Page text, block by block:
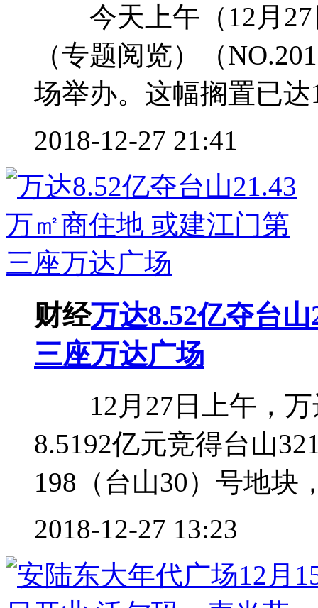
今天上午（12月27
（专题阅览）（
场举办。这幅搁置已达
2018-12-27 21:41
财经万达8.52亿夺台
三座万达广场
12月27日上午，万
8.5192亿元竞得台山
198（台山30）号地块
2018-12-27 13:23